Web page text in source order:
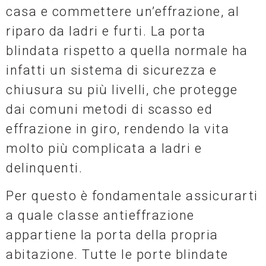
casa e commettere un’effrazione, al
riparo da ladri e furti. La porta
blindata rispetto a quella normale ha
infatti un sistema di sicurezza e
chiusura su più livelli, che protegge
dai comuni metodi di scasso ed
effrazione in giro, rendendo la vita
molto più complicata a ladri e
delinquenti.
Per questo è fondamentale assicurarti
a quale classe antieffrazione
appartiene la porta della propria
abitazione. Tutte le porte blindate